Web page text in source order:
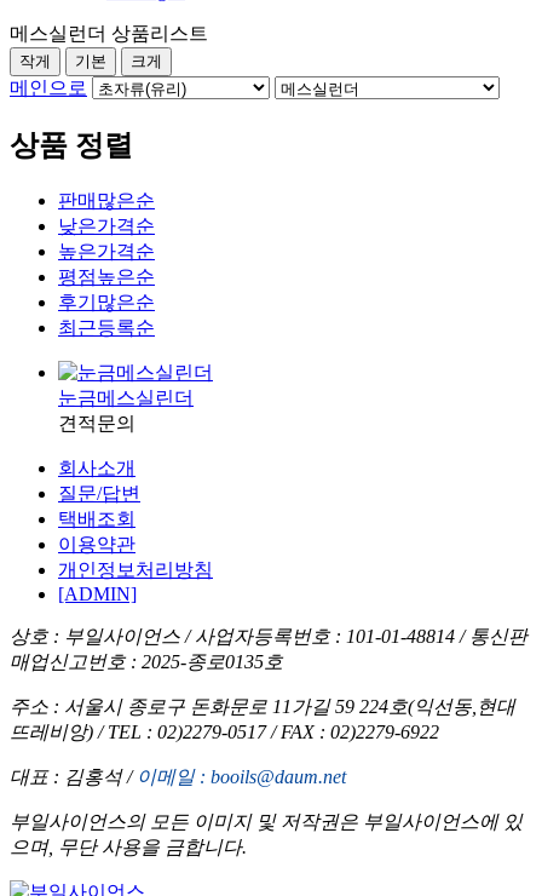
메스실런더 상품리스트
작게 기본 크게
메인으로
상품 정렬
판매많은순
낮은가격순
높은가격순
평점높은순
후기많은순
최근등록순
눈금메스실린더
견적문의
회사소개
질문/답변
택배조회
이용약관
개인정보처리방침
[ADMIN]
상호 : 부일사이언스 /사업자등록번호 : 101-01-48814 / 통신판
매업신고번호 : 2025-종로0135호
주소 : 서울시 종로구 돈화문로 11가길 59 224호(익선동,현대
뜨레비앙) /TEL : 02)2279-0517 /FAX : 02)2279-6922
대표 : 김홍석 / 이메일 : booils@daum.net
부일사이언스의 모든 이미지 및 저작권은 부일사이언스에 있
으며, 무단 사용을 금합니다.